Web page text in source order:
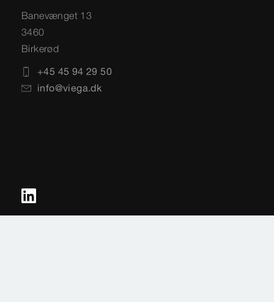
Banevænget 13
3460
Birkerød
+45 45 94 29 50
info@viega.dk